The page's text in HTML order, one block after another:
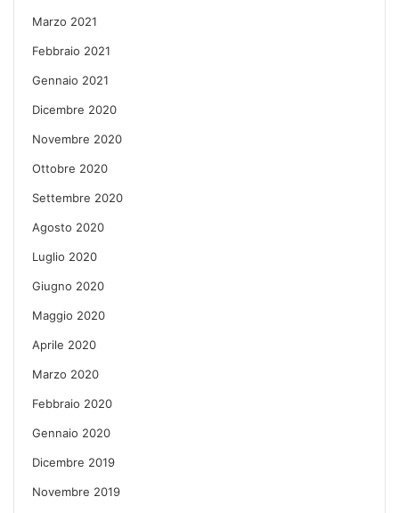
Marzo 2021
Febbraio 2021
Gennaio 2021
Dicembre 2020
Novembre 2020
Ottobre 2020
Settembre 2020
Agosto 2020
Luglio 2020
Giugno 2020
Maggio 2020
Aprile 2020
Marzo 2020
Febbraio 2020
Gennaio 2020
Dicembre 2019
Novembre 2019